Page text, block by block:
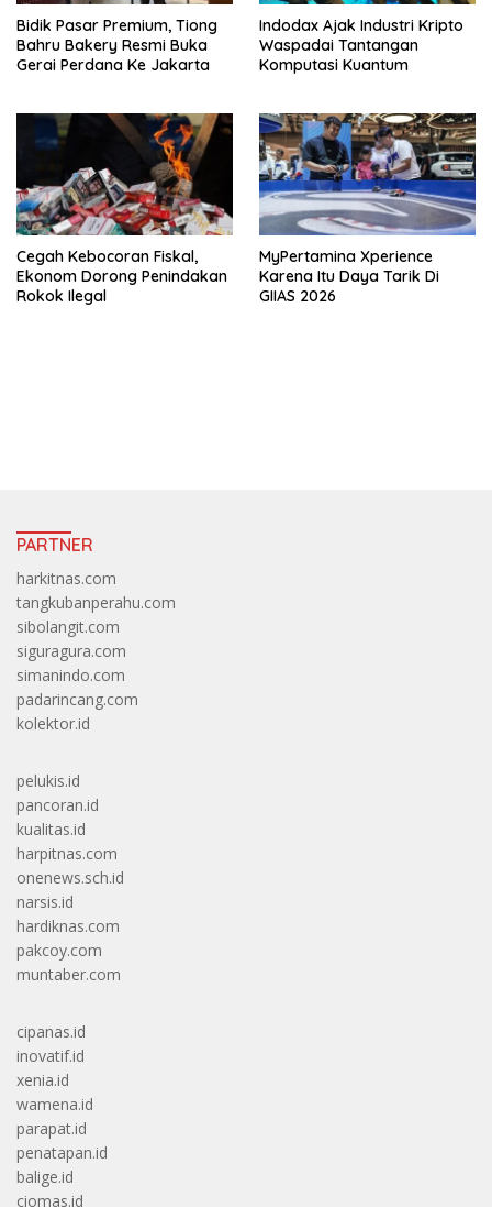
Bidik Pasar Premium, Tiong
Bahru Bakery Resmi Buka
Gerai Perdana Ke Jakarta
Indodax Ajak Industri Kripto
Waspadai Tantangan
Komputasi Kuantum
Cegah Kebocoran Fiskal,
Ekonom Dorong Penindakan
Rokok Ilegal
MyPertamina Xperience
Karena Itu Daya Tarik Di
GIIAS 2026
PARTNER
harkitnas.com
tangkubanperahu.com
sibolangit.com
siguragura.com
simanindo.com
padarincang.com
kolektor.id
pelukis.id
pancoran.id
kualitas.id
harpitnas.com
onenews.sch.id
narsis.id
hardiknas.com
pakcoy.com
muntaber.com
cipanas.id
inovatif.id
xenia.id
wamena.id
parapat.id
penatapan.id
balige.id
ciomas.id